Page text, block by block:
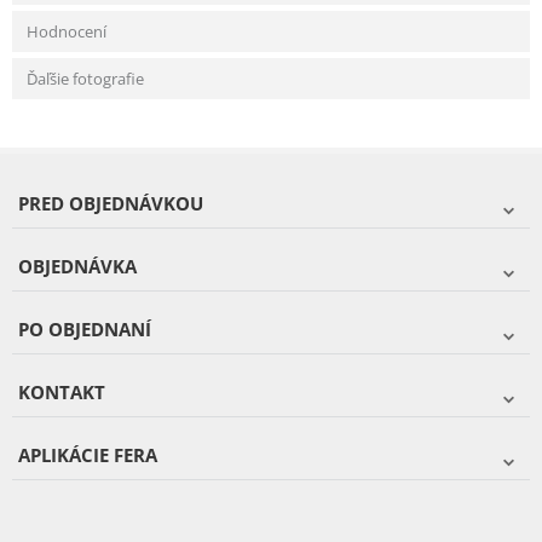
Hodnocení
Ďaľšie fotografie
PRED OBJEDNÁVKOU
OBJEDNÁVKA
PO OBJEDNANÍ
KONTAKT
APLIKÁCIE FERA